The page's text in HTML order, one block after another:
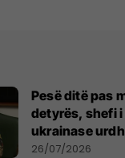
Pesë ditë pas
detyrës, shefi
ukrainase
kontroll të madh
26/07/2026